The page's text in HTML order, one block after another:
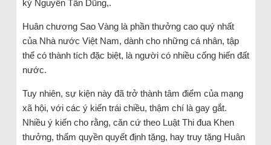
kỳ Nguyễn Tấn Dũng,.
Huân chương Sao Vàng là phần thưởng cao quý nhất
của Nhà nước Việt Nam, dành cho những cá nhân, tập
thể có thành tích đặc biệt, là người có nhiều cống hiến đất
nước.
Tuy nhiên, sự kiện này đã trở thành tâm điểm của mạng
xã hội, với các ý kiến trái chiều, thậm chí là gay gắt.
Nhiều ý kiến cho rằng, căn cứ theo Luật Thi đua Khen
thưởng, thẩm quyền quyết định tặng, hay truy tặng Huân